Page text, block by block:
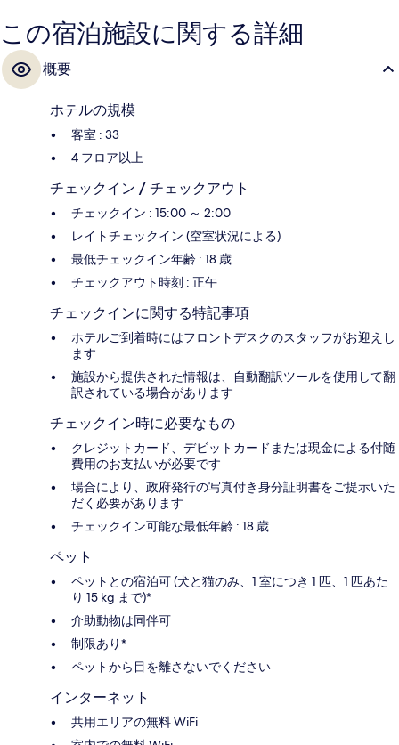
この宿泊施設に関する詳細
概要
ホテルの規模
客室 : 33
4 フロア以上
チェックイン / チェックアウト
チェックイン : 15:00 ～ 2:00
レイトチェックイン (空室状況による)
最低チェックイン年齢 : 18 歳
チェックアウト時刻 : 正午
チェックインに関する特記事項
ホテルご到着時にはフロントデスクのスタッフがお迎えし
ます
施設から提供された情報は、自動翻訳ツールを使用して翻
訳されている場合があります
チェックイン時に必要なもの
クレジットカード、デビットカードまたは現金による付随
費用のお支払いが必要です
場合により、政府発行の写真付き身分証明書をご提示いた
だく必要があります
チェックイン可能な最低年齢 : 18 歳
ペット
ペットとの宿泊可 (犬と猫のみ、1 室につき 1 匹、1 匹あた
り 15 kg まで)*
介助動物は同伴可
制限あり*
ペットから目を離さないでください
インターネット
共用エリアの無料 WiFi